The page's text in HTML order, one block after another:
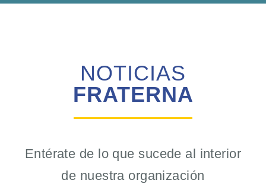
NOTICIAS
FRATERNA
Entérate de lo que sucede al interior
de nuestra organización